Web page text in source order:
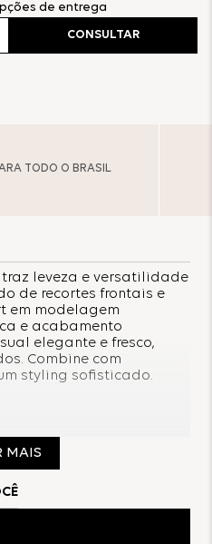
de entrega
CONSULTAR
TODO O BRASIL
traz leveza e versatilidade
de recortes frontais e
em modelagem
e acabamento
elegante e fresco,
Combine com
styling sofisticado.
MAIS